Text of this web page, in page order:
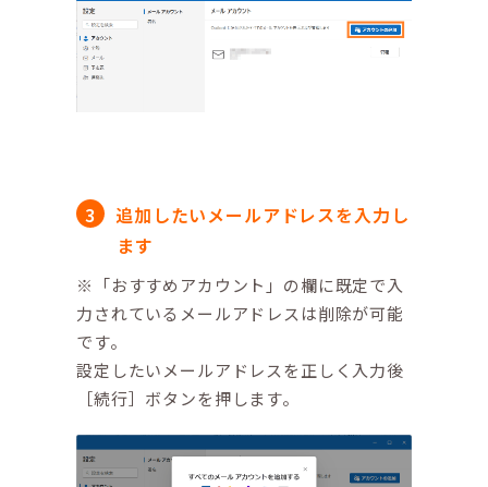
追加したいメールアドレスを入力し
ます
※「おすすめアカウント」の欄に既定で入
力されているメールアドレスは削除が可能
です。
設定したいメールアドレスを正しく入力後
［続行］ボタンを押します。